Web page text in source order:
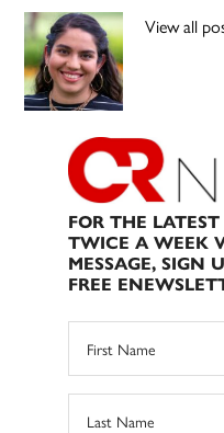
View all
FOR THE
TWICE A WEEK
MESSAGE, SIGN
FREE